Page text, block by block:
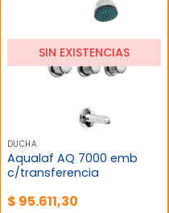
SIN EXISTENCIAS
DUCHA
Aqualaf AQ 7000 emb
c/transferencia
$ 95.611,30